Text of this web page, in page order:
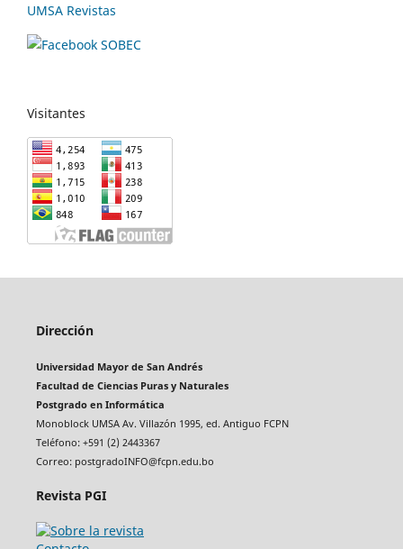
UMSA Revistas
Visitantes
Dirección
Universidad Mayor de San Andrés
Facultad de Ciencias Puras y Naturales
Postgrado en Informática
Monoblock UMSA Av. Villazón 1995, ed. Antiguo FCPN
Teléfono: +591 (2) 2443367
Correo: postgradoINFO@fcpn.edu.bo
Revista PGI